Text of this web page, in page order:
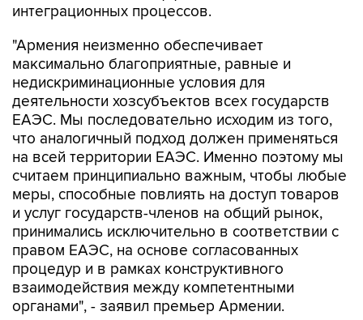
"Армения неизменно обеспечивает
недискриминационные условия для
деятельности хозсубъектов всех государств
ЕАЭС. Мы последовательно исходим из того,
что аналогичный подход должен применяться
на всей территории ЕАЭС. Именно поэтому мы
считаем принципиально важным, чтобы любые
меры, способные повлиять на доступ товаров
и услуг государств-членов на общий рынок,
принимались исключительно в соответствии с
правом ЕАЭС, на основе согласованных
процедур и в рамках конструктивного
взаимодействия между компетентными
органами", - заявил премьер Армении.
Пашинян отметил, что игнорирование